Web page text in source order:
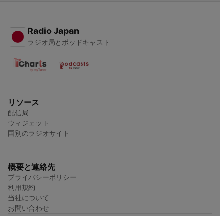
Radio Japan
ラジオ局とポッドキャスト
リソース
配信局
ウィジェット
国別のラジオサイト
概要と連絡先
プライバシーポリシー
利用規約
当社について
お問い合わせ